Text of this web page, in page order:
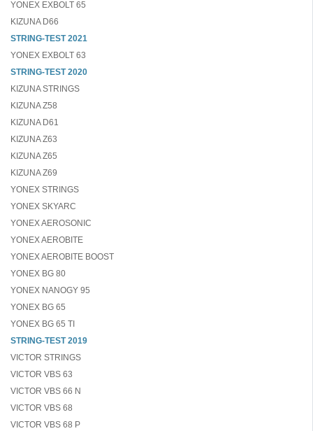
YONEX EXBOLT 65
KIZUNA D66
STRING-TEST 2021
YONEX EXBOLT 63
STRING-TEST 2020
KIZUNA STRINGS
KIZUNA Z58
KIZUNA D61
KIZUNA Z63
KIZUNA Z65
KIZUNA Z69
YONEX STRINGS
YONEX SKYARC
YONEX AEROSONIC
YONEX AEROBITE
YONEX AEROBITE BOOST
YONEX BG 80
YONEX NANOGY 95
YONEX BG 65
YONEX BG 65 TI
STRING-TEST 2019
VICTOR STRINGS
VICTOR VBS 63
VICTOR VBS 66 N
VICTOR VBS 68
VICTOR VBS 68 P